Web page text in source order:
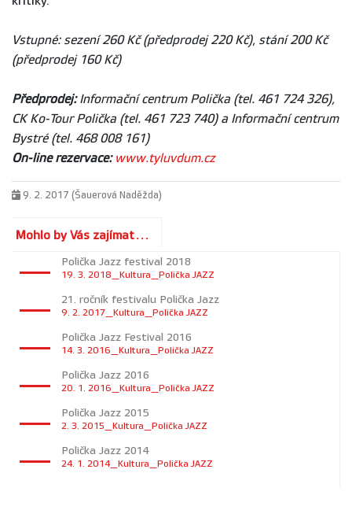
Vstupné: sezení 260 Kč (předprodej 220 Kč), stání 200 Kč
(předprodej 160 Kč)
Předprodej:Informační centrum Polička (tel. 461 724 326),
CK Ko-Tour Polička (tel. 461 723 740) a Informační centrum
Bystré (tel. 468 008 161)
On-line rezervace: www.tyluvdum.cz
9. 2. 2017 (Šauerová Naděžda)
Mohlo by Vás zajímat...
Polička Jazz festival 2018
19. 3. 2018_Kultura_Polička JAZZ
21. ročník festivalu Polička Jazz
9. 2. 2017_Kultura_Polička JAZZ
Polička Jazz Festival 2016
14. 3. 2016_Kultura_Polička JAZZ
Polička Jazz 2016
20. 1. 2016_Kultura_Polička JAZZ
Polička Jazz 2015
2. 3. 2015_Kultura_Polička JAZZ
Polička Jazz 2014
24. 1. 2014_Kultura_Polička JAZZ